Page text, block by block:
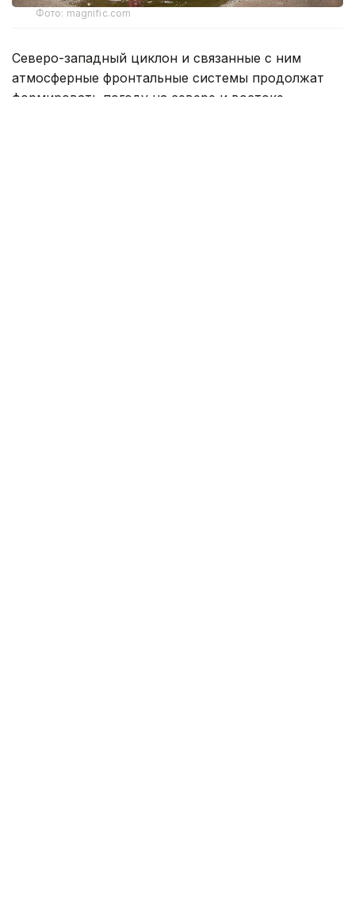
Фото: magnific.com
Северо-западный циклон и связанные с ним
атмосферные фронтальные системы продолжат
формировать погоду на севере и востоке